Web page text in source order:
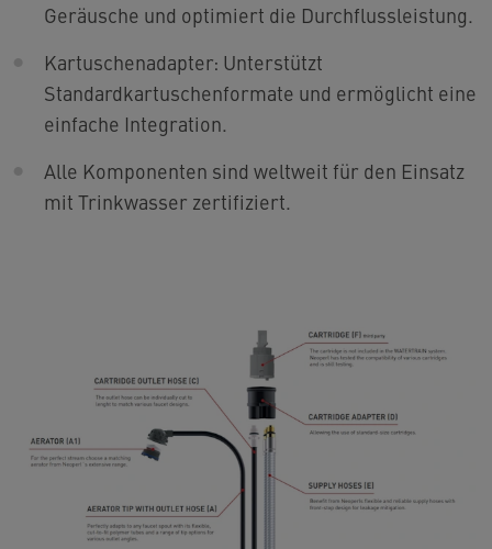
Geräusche und optimiert die Durchflussleistung.
Kartuschenadapter: Unterstützt
Standardkartuschenformate und ermöglicht eine
einfache Integration.
Alle Komponenten sind weltweit für den Einsatz
mit Trinkwasser zertifiziert.